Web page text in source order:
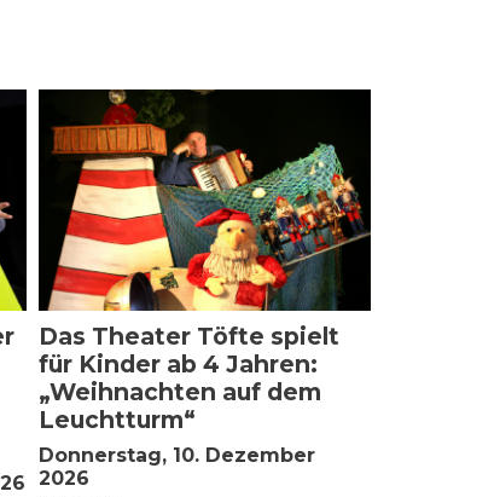
Das Theater Töfte spielt
für Kinder ab 4 Jahren:
„Weihnachten auf dem
Leuchtturm“
Donnerstag, 10. Dezember
2026